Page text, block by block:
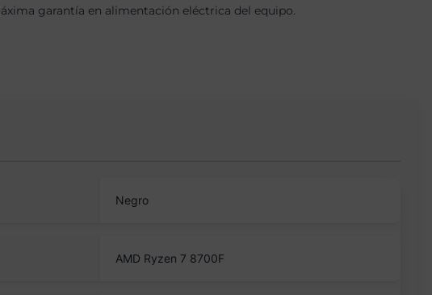
garantía en alimentación eléctrica del equipo.
Negro
AMD Ryzen 7 8700F